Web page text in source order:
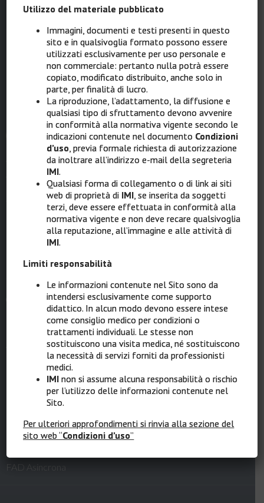
COORDINAMENTO TECNOSTRUTTURA
Serena Magi, Ravenna
Laura Mazzoni, Ravenna
COORDINAMENTO GRAPHIC DESIGN & MULTIMEDIA
Elisabetta Costa, Ravenna
IMI
Intergruppo Melanoma Italiano
Via XII Ottobre 1 – 16121 Genova
Tel: 010 8907874
Cell: 389 1862272
Quick Links
Cos’è MelaMEd
Faculty
FAD Asincrona
Utilizzo del materiale pubblicato
Immagini, documenti e testi presenti in questo
sito e in qualsivoglia formato possono essere
utilizzati esclusivamente per uso personale e
non commerciale: pertanto nulla potrà essere
copiato, modificato distribuito, anche solo in
parte, per finalità di lucro.
La riproduzione, l’adattamento, la diffusione e
qualsiasi tipo di sfruttamento devono avvenire
in conformità alla normativa vigente secondo le
indicazioni contenute nel documento Condizioni
d’uso , previa formale richiesta di autorizzazione
da inoltrare all’indirizzo e-mail della segreteria
IMI.
Qualsiasi forma di collegamento o di link ai siti
web di proprietà di IMI , se inserita da soggetti
terzi, deve essere effettuata in conformità alla
normativa vigente e non deve recare qualsivoglia
alla reputazione, all’immagine e alle attività di
IMI.
Limiti responsabilità
Le informazioni contenute nel Sito sono da
intendersi esclusivamente come supporto
didattico. In alcun modo devono essere intese
come consiglio medico per condizioni o
trattamenti individuali. Le stesse non
sostituiscono una visita medica, né sostituiscono
la necessità di servizi forniti da professionisti
medici.
IMI non si assume alcuna responsabilità o rischio
per l’utilizzo delle informazioni contenute nel
Sito.
Per ulteriori approfondimenti si rinvia alla sezione del
sito web “Condizioni d’uso”